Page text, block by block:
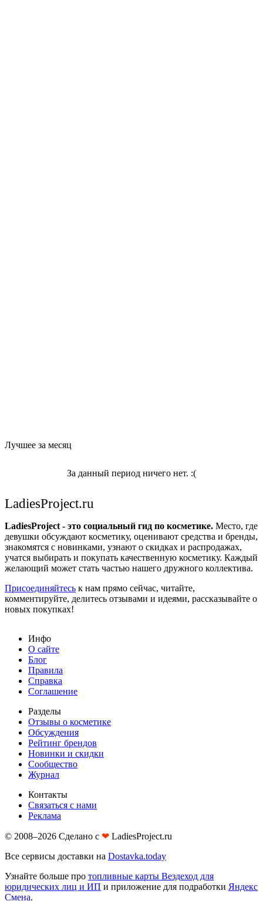
Лучшее за месяц
За данный период ничего нет. :(
LadiesProject.ru
LadiesProject - это социальный гид по косметике. Место, где
девушки обсуждают косметику, оценивают средства и бренды,
знакомятся с новинками, узнают о скидках и распродажах,
учатся выбирать и покупать качественную косметику. Каждый
желающий может стать частью нашего дружного коллектива.
Присоединяйтесь к нам прямо сейчас, читайте,
комментируйте, делитесь отзывами и идеями, рассказывайте о
новых покупках!
Инфо
О сайте
Блог
Правила
Справка
Соглашение
Разделы
Отзывы о косметике
Обсуждения
Рейтинг брендов
Новинки и скидки
Сообщество
Журнал
Контакты
Связаться с нами
Реклама
© 2008–2026 Сделано с ❤︎ LadiesProject.ru
Все сервисы доставки на Dostavka.today
Узнайте больше про топливные карты Вездеход для
юридических лиц и ИП и приложение для подработки Яндекс
Смена.